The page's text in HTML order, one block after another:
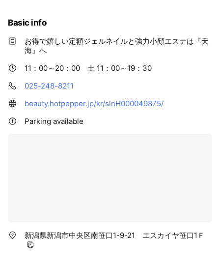
Basic info
お得で嬉しい定額ジェルネイルと強力小顔エステは『天
海』へ
11：00～20：00 土 11：00～19：30
025-248-8211
beauty.hotpepper.jp/kr/slnH000049875/
Parking available
新潟県新潟市中央区南笹口1-9-21 エスカイヤ笹口1Ｆ